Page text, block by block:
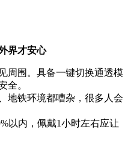
界才安心
周围。具备一键切换通透模
全。
地铁环境都嘈杂，很多人会
以内，佩戴1小时左右应让